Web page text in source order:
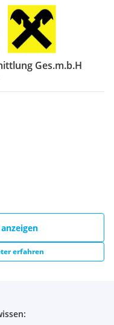
Ges.m.b.H
erfahren